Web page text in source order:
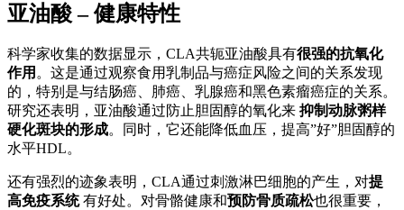
亚油酸 – 健康特性
科学家收集的数据显示，CLA共轭亚油酸具有很强的抗氧化
作用 。这是通过观察食用乳制品与癌症风险之间的关系发现
的，特别是与结肠癌、肺癌、乳腺癌和黑色素瘤癌症的关系。
研究还表明，亚油酸通过防止胆固醇的氧化来 抑制动脉粥样
硬化斑块的形成。同时，它还能降低血压，提高”好”胆固醇的
水平HDL。
还有强烈的迹象表明，CLA通过刺激淋巴细胞的产生，对提
高免疫系统有好处。对骨骼健康和预防骨质疏松也很重要，